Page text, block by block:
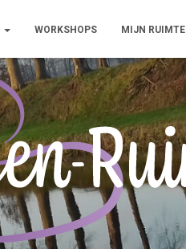
WORKSHOPS MIJN RUIMTE